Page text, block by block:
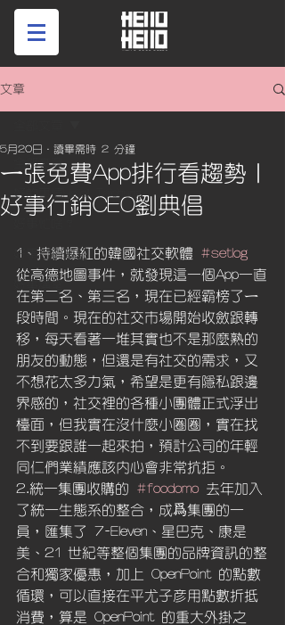
文章
全部文章
好的事情Hello! Taichung
好事行銷筆記
好事講堂
ㄧ張免費App排行看趨勢｜
好事行銷CEO劉典倡
5月20日 讀畢需時 2 分鐘
1、持續爆紅的韓國社交軟體 #setlog
從高德地圖事件，就發現這一個App一直
在第二名、第三名，現在已經霸榜了ㄧ
段時間。現在的社交市場開始收斂跟轉
移，每天看著一堆其實也不是那麼熟的
朋友的動態，但還是有社交的需求，又
不想花太多力氣，希望是更有隱私跟邊
界感的，社交裡的各種小團體正式浮出
檯面，但我實在沒什麼小圈圈，實在找
不到要跟誰一起來拍，預計公司的年輕
同仁們業績應該內心會非常抗拒。
2.統一集團收購的 #foodomo 去年加入
了統一生態系的整合，成爲集團的一
員，匯集了 7-Eleven、星巴克、康是
美、21 世紀等整個集團的品牌資訊的整
合和獨家優惠，加上 OpenPoint 的點數
循環，可以直接在平尤子彥用點數折抵
消費，算是 OpenPoint 的重大外掛之